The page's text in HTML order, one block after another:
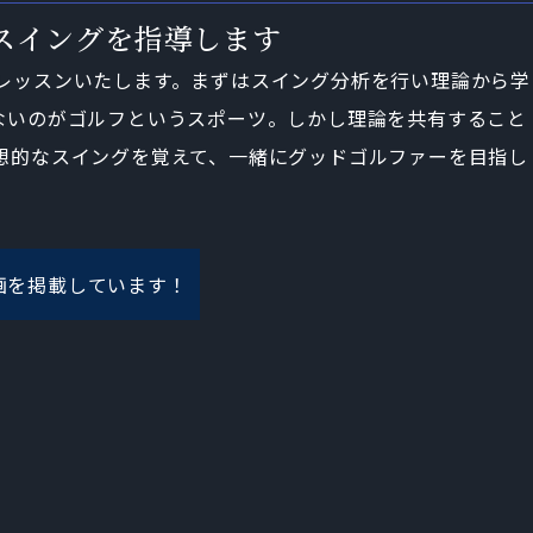
イングを指導します
スンいたします。まずはスイング分析を行い理論から学
のがゴルフというスポーツ。しかし理論を共有すること
なスイングを覚えて、一緒にグッドゴルファーを目指し
掲載しています！